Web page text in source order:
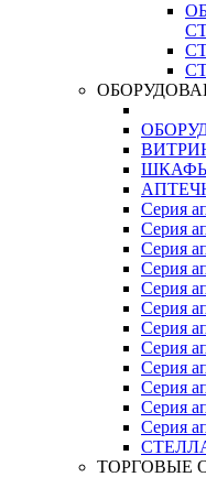
Серия
Серия
Серия
Серия
Серия
Серия
Серия
Серия
Серия
Серия
Серия
Серия
ТОРГОВЫЕ